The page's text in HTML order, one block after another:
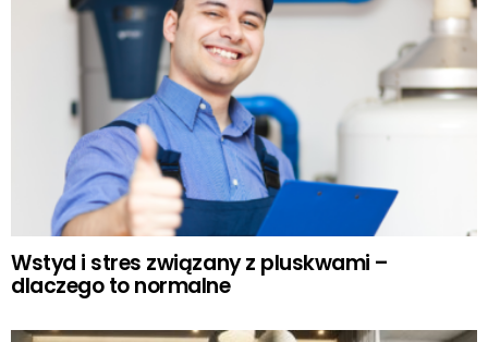
Wstyd i stres związany z pluskwami –
dlaczego to normalne